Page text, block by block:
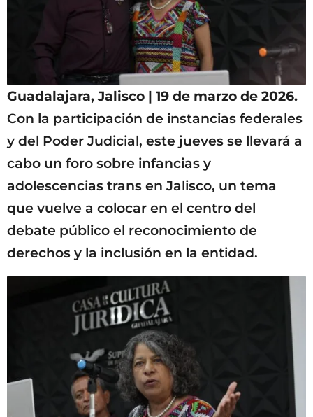
Guadalajara, Jalisco | 19 de marzo de 2026.
Con la participación de instancias federales
y del Poder Judicial, este jueves se llevará a
cabo un foro sobre infancias y
adolescencias trans en Jalisco, un tema
que vuelve a colocar en el centro del
debate público el reconocimiento de
derechos y la inclusión en la entidad.